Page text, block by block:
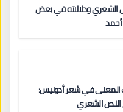
الشعري ودلالاته في بعض
المعنى في شعر أدونيس:
النص الشعري